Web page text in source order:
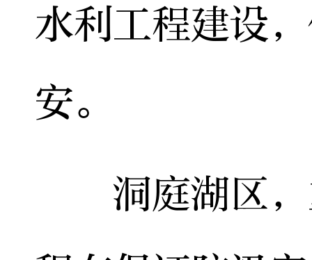
水利工程建设
安。
洞庭湖区，